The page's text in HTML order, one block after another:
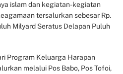
islam dan kegiatan-kegiatan
tersalurkan sebesar Rp.
Milyard Seratus Delapan Puluh
Program Keluarga Harapan
melalui Pos Babo, Pos Tofoi,